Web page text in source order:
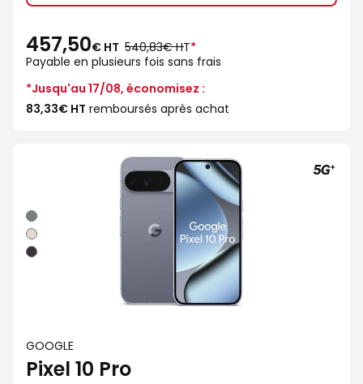
457,50€ HT au
lieu
de
540,83€ HT*
Payable en plusieurs fois sans frais
*Jusqu'au 17/08, économisez :
83,33€ HT remboursés après achat
Porcelaine
Noir
GOOGLE
Pixel 10 Pro